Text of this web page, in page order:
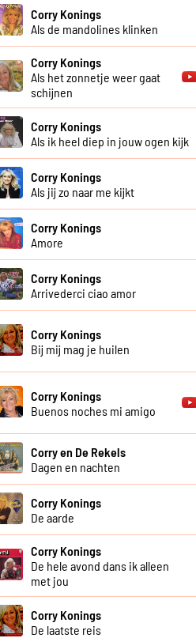
Corry Konings
Als de mandolines klinken
Corry Konings
Als het zonnetje weer gaat
schijnen
Corry Konings
Als ik heel diep in jouw ogen kijk
Corry Konings
Als jij zo naar me kijkt
Corry Konings
Amore
Corry Konings
Arrivederci ciao amor
Corry Konings
Bij mij mag je huilen
Corry Konings
Buenos noches mi amigo
Corry en De Rekels
Dagen en nachten
Corry Konings
De aarde
Corry Konings
De hele avond dans ik alleen
met jou
Corry Konings
De laatste reis